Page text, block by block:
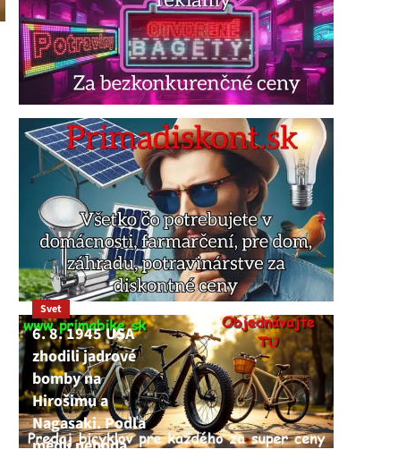
Svet
6. 8. 1945 USA
zhodili jadrové
bomby na
Hirošimu a
Nagasaki. Podľa
médií nehoda